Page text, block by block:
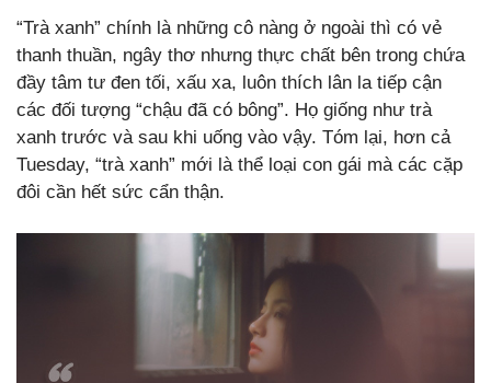
“Trà xanh” chính là những cô nàng ở ngoài thì có vẻ
thanh thuần, ngây thơ nhưng thực chất bên trong chứa
đầy tâm tư đen tối, xấu xa, luôn thích lân la tiếp cận
các đối tượng “chậu đã có bông”. Họ giống như trà
xanh trước và sau khi uống vào vậy. Tóm lại, hơn cả
Tuesday, “trà xanh” mới là thể loại con gái mà các cặp
đôi cần hết sức cẩn thận.